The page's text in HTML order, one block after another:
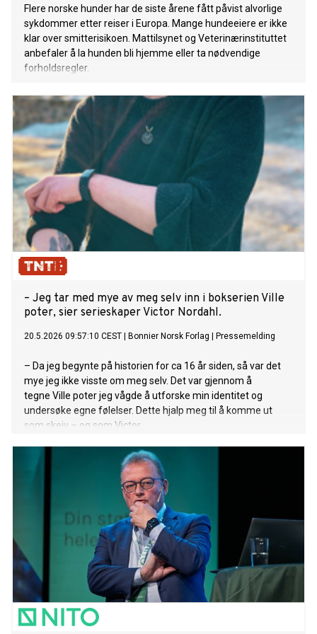
Flere norske hunder har de siste årene fått påvist alvorlige
sykdommer etter reiser i Europa. Mange hundeeiere er ikke
klar over smitterisikoen. Mattilsynet og Veterinærinstituttet
anbefaler å la hunden bli hjemme eller ta nødvendige
forholdsregler.
– Jeg tar med mye av meg selv inn i bokserien Ville
poter, sier serieskaper Victor Nordahl.
20.5.2026 09:57:10 CEST Bonnier Norsk Forlag Pressemelding
– Da jeg begynte på historien for ca 16 år siden, så var det
mye jeg ikke visste om meg selv. Det var gjennom å
tegne Ville poter jeg vågde å utforske min identitet og
undersøke egne følelser. Dette hjalp meg til å komme ut
som skeiv – og som Victor.